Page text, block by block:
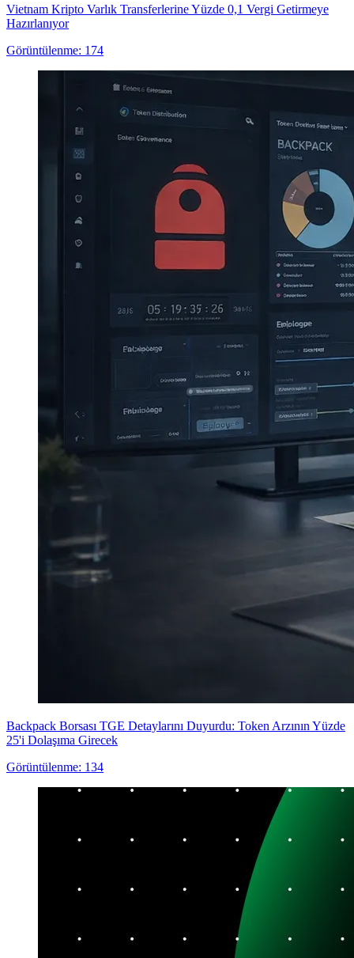
Vietnam Kripto Varlık Transferlerine Yüzde 0,1 Vergi Getirmeye
Hazırlanıyor
Görüntülenme: 174
Backpack Borsası TGE Detaylarını Duyurdu: Token Arzının Yüzde
25'i Dolaşıma Girecek
Görüntülenme: 134